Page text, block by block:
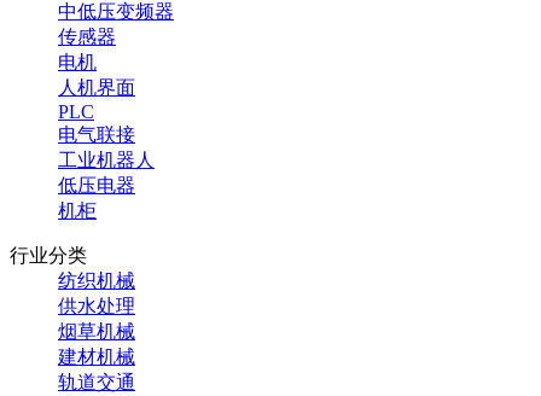
中低压变频器
传感器
电机
人机界面
PLC
电气联接
工业机器人
低压电器
机柜
行业分类
纺织机械
供水处理
烟草机械
建材机械
轨道交通